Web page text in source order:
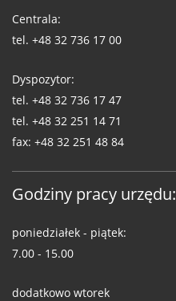
WUG
Centrala:
tel. +48 32 736 17 00
Dyspozytor:
tel. +48 32 736 17 47
tel. +48 32 251 14 71
fax: +48 32 251 48 84
Godziny pracy urzędu:
poniedziałek - piątek:
7.00 - 15.00
dodatkowo wtorek